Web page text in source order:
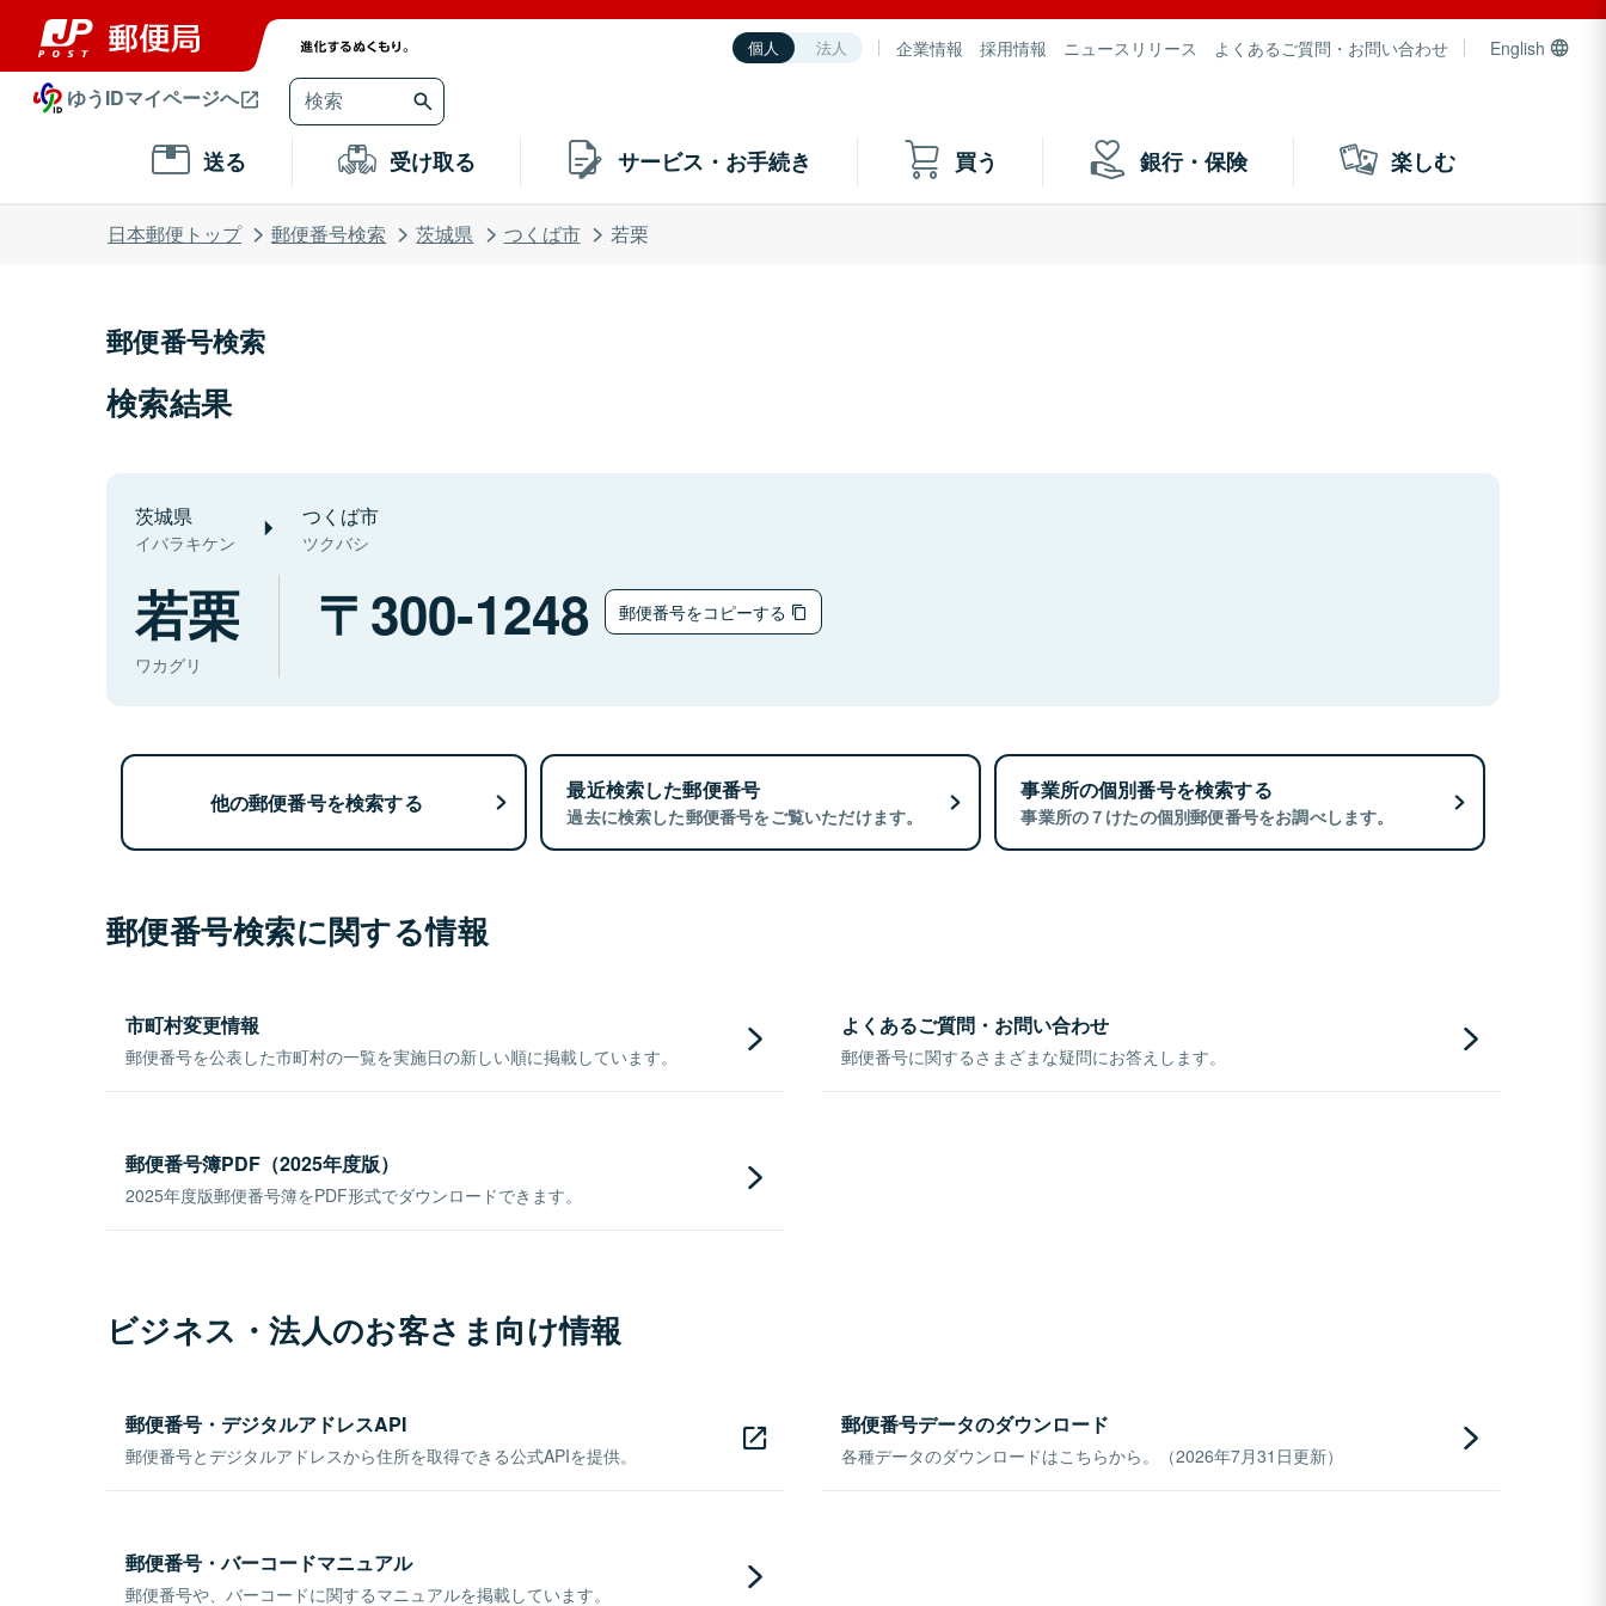
個人 法人 企業情報 採用情報 ニュースリリース よくあるご質問・お問い合わせ English
ゆうIDマイページへ
送る 受け取る サービス・お手続き 買う 銀行・保険 楽しむ
日本郵便トップ 郵便番号検索 茨城県 つくば市 若栗
郵便番号検索
検索結果
茨城県
イバラキケン
つくば市
ツクバシ
若栗
ワカグリ
300-1248 郵便番号をコピーする
他の郵便番号を検索する 最近検索した郵便番号
過去に検索した郵便番号をご覧いただけます。
事業所の個別番号を検索する
事業所の７けたの個別郵便番号をお調べします。
郵便番号検索に関する情報
市町村変更情報
郵便番号を公表した市町村の一覧を実施日の新しい順に掲載しています。
よくあるご質問・お問い合わせ
郵便番号に関するさまざまな疑問にお答えします。
郵便番号簿PDF（2025年度版）
2025年度版郵便番号簿をPDF形式でダウンロードできます。
ビジネス・法人のお客さま向け情報
郵便番号・デジタルアドレスAPI
郵便番号とデジタルアドレスから住所を取得できる公式APIを提供。
郵便番号データのダウンロード
各種データのダウンロードはこちらから。（2026年7月31日更新）
郵便番号・バーコードマニュアル
郵便番号や、バーコードに関するマニュアルを掲載しています。